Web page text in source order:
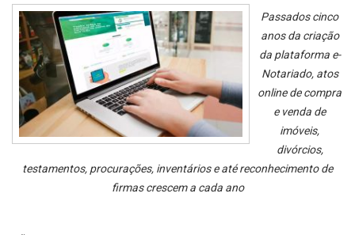
Passados cinco
anos da criação
da plataforma e-
Notariado, atos
online de compra
e venda de
imóveis,
divórcios,
testamentos, procurações, inventários e até reconhecimento de
firmas crescem a cada ano